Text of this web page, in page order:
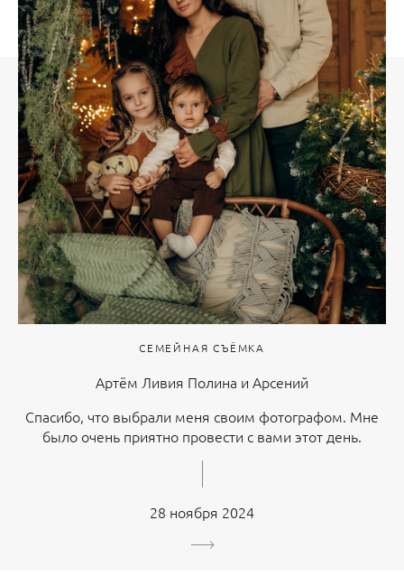
СЕМЕЙНАЯ СЪЁМКА
Артём Ливия Полина и Арсений
Спасибо, что выбрали меня своим фотографом. Мне
было очень приятно провести с вами этот день.
28 ноября 2024